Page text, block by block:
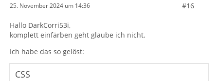
25. November 2024 um 14:36 #16
Hallo DarkCorri53i,
komplett einfärben geht glaube ich nicht.
Ich habe das so gelöst:
CSS